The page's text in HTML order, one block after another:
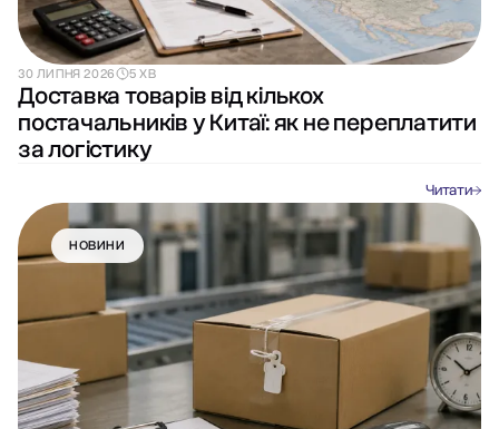
30 ЛИПНЯ 2026 5 ХВ
Доставка товарів від кількох
постачальників у Китаї: як не переплатити
за логістику
Читати
НОВИНИ